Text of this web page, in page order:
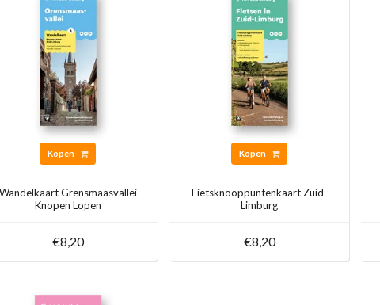
Kopen
Wandelkaart Grensmaasvallei
Knopen Lopen
€8,20
Kopen
Fietsknooppuntenkaart Zuid-
Limburg
€8,20